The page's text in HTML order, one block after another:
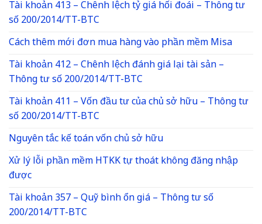
Tài khoản 413 – Chênh lệch tỷ giá hối đoái – Thông tư
số 200/2014/TT-BTC
Cách thêm mới đơn mua hàng vào phần mềm Misa
Tài khoản 412 – Chênh lệch đánh giá lại tài sản –
Thông tư số 200/2014/TT-BTC
Tài khoản 411 – Vốn đầu tư của chủ sở hữu – Thông tư
số 200/2014/TT-BTC
Nguyên tắc kế toán vốn chủ sở hữu
Xử lý lỗi phần mềm HTKK tự thoát không đăng nhập
được
Tài khoản 357 – Quỹ bình ổn giá – Thông tư số
200/2014/TT-BTC